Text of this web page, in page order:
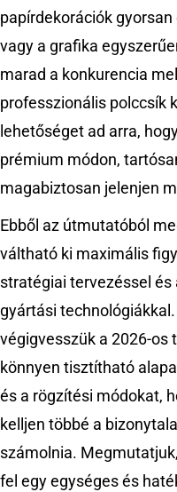
papírdekorációk gyorsan
vagy a grafika
marad a konkurencia
professzionális polccsík
lehetőséget ad arra,
prémium módon,
magabiztosan jelenjen
Ebből az útmutatóból
váltható ki maximális
stratégiai tervezéssel és
gyártási
végigvesszük a 2026-os
könnyen tisztítható
és a rögzítési módokat,
kelljen többé a
számolnia.
fel egy egységes és